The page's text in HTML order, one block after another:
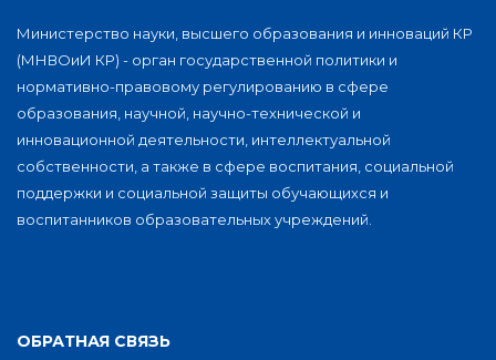
Министерство науки, высшего образования и инноваций КР
(МНВОиИ КР) - орган государственной политики и
нормативно-правовому регулированию в сфере
образования, научной, научно-технической и
инновационной деятельности, интеллектуальной
собственности, а также в сфере воспитания, социальной
поддержки и социальной защиты обучающихся и
воспитанников образовательных учреждений.
ОБРАТНАЯ СВЯЗЬ